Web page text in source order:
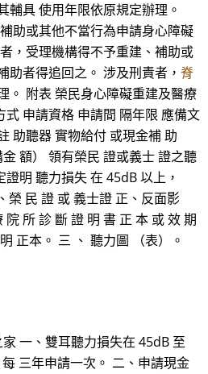
輔具 使用年限依原規定辦理。
助或其他不當行為申請身心障礙
，受理機構得不予重建、補助或
助者得追回之。 涉及刑責者， 脊
。 附表 榮民身心障礙重建及醫療
申請資格 申請間 隔年限 應備文
助聽器 實物給付 或現金補 助
金 額） 領有榮民 證或義士 證之聽
明 聽力損失 在 45dB 以上，
榮 民 證 或 義士證 正、反面影
所 診 斷 證 明 書 正 本 或 效 期
正本。 三 、 聽力圖 （表）。
一、雙耳聽力損失在 45dB 至
三年申請一次。 二、申請現金